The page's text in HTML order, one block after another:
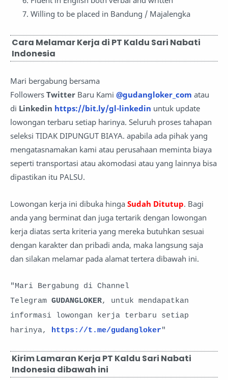
Willing to be placed in Bandung / Majalengka
Cara Melamar Kerja di PT Kaldu Sari Nabati
Indonesia
Mari bergabung bersama
Followers Twitter Baru Kami @gudangloker_com atau
di Linkedin https://bit.ly/gl-linkedin untuk update
lowongan terbaru setiap harinya. Seluruh proses tahapan
seleksi TIDAK DIPUNGUT BIAYA. apabila ada pihak yang
mengatasnamakan kami atau perusahaan meminta biaya
seperti transportasi atau akomodasi atau yang lainnya bisa
dipastikan itu PALSU.
Lowongan kerja ini dibuka hinga Sudah Ditutup. Bagi
anda yang berminat dan juga tertarik dengan lowongan
kerja diatas serta kriteria yang mereka butuhkan sesuai
dengan karakter dan pribadi anda, maka langsung saja
dan silakan melamar pada alamat tertera dibawah ini.
"Mari Bergabung di Channel
Telegram GUDANGLOKER, untuk mendapatkan
informasi lowongan kerja terbaru setiap
harinya, https://t.me/gudangloker"
Kirim Lamaran Kerja PT Kaldu Sari Nabati
Indonesia dibawah ini